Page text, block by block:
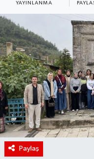
YAYINLANMA
Paylaş